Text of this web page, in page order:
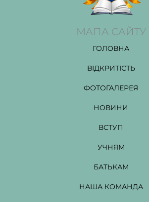
МАПА САЙТУ
ГОЛОВНА
ВІДКРИТІСТЬ
ФОТОГАЛЕРЕЯ
НОВИНИ
ВСТУП
УЧНЯМ
БАТЬКАМ
НАША КОМАНДА